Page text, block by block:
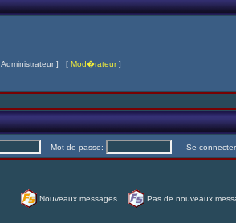
Administrateur] [ Mod�rateur]
Mot de passe: Se connecter
Nouveaux messages Pas de nouveaux